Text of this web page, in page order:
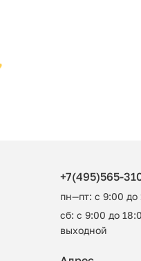
+7(495)565-
пн—пт: с 9:00 до
сб: с 9:00 до
выходной